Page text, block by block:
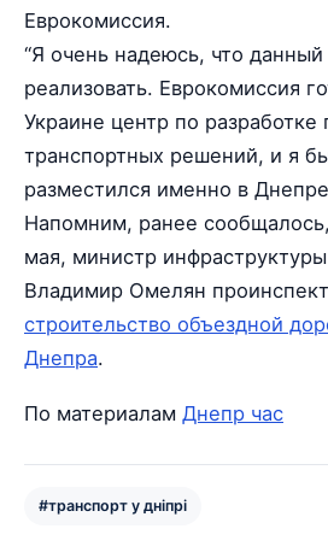
Еврокомиссия.
“Я очень надеюсь, что данный
реализовать. Еврокомиссия
Украине центр по разработке
транспортных решений, и я
разместился именно в
Напомним, ранее
мая, министр
Владимир Омелян
строительство объездной
Днепра.
По материалам Днепр час
#транспорт у дніпрі